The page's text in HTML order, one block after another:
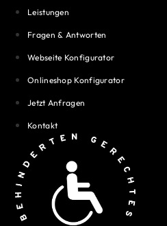
Leistungen
Fragen & Antworten
Webseite Konfigurator
Onlineshop Konfigurator
Jetzt Anfragen
Kontakt